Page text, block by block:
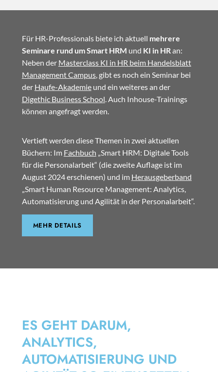
Für HR-Professionals biete ich aktuell mehrere
Seminare rund um Smart HRM und KI in HR an:
Neben der Masterclass KI in HR beim Handelsblatt
Management Campus, gibt es noch ein Seminar bei
der Haufe-Akademieund ein weiteres an der
Digethic Business School . Auch Inhouse-Trainings
können angefragt werden.
Vertieft werden diese Themen in zwei aktuellen
Büchern: Im Fachbuch „Smart HRM: Digitale Tools
für die Personalarbeit“ (die zweite Auflage ist im
August 2024 erschienen) und im Herausgeberband
„Smart Human Resource Management: Analytics,
Automatisierung und Agilität in der Personalarbeit“.
MEHR DETAILS
ES GEHT DARUM,
ANALYTICS,
AUTOMATISIERUNG UND